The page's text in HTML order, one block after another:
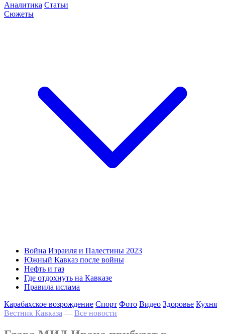
Аналитика Статьи
Сюжеты
Война Израиля и Палестины 2023
Южный Кавказ после войны
Нефть и газ
Где отдохнуть на Кавказе
Правила ислама
Карабахское возрождение Спорт Фото Видео Здоровье Кухня
Вестник Кавказа — Все новости